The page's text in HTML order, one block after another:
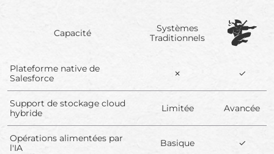
Capacité
Systèmes
Traditionnels
Plateforme native de
Salesforce
✗ ✓
Support de stockage cloud
hybride
Limitée Avancée
Opérations alimentées par
l'IA
Basique ✓